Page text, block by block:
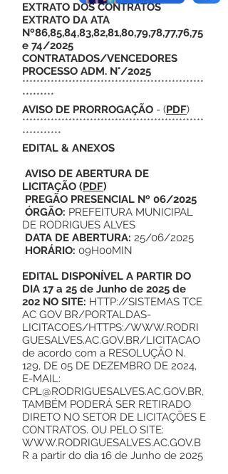
EXTRATO DOS CONTRATOS
EXTRATO DA ATA
Nº86,85,84,83,82,81,80,79,78,77,76,75
e 74/2025
CONTRATADOS/VENCEDORES
PROCESSO ADM. N°/2025
***************************************************
*********
AVISO DE PRORROGAÇÃO - (PDF)
***************************************************
***********
EDITAL & ANEXOS
AVISO DE ABERTURA DE
LICITAÇÃO (PDF)
PREGÃO PRESENCIAL Nº 06/2025
ÓRGÃO: PREFEITURA MUNICIPAL
DE RODRIGUES ALVES
DATA DE ABERTURA: 25/06/2025
HORÁRIO: 09H00MIN
EDITAL DISPONÍVEL A PARTIR DO
DIA 17 a 25 de Junho de 2025 de
202 NO SITE: HTTP://SISTEMAS TCE
AC GOV BR/PORTALDAS-
LICITACOES/HTTPS:/WWW.RODRI
GUESALVES.AC.GOV.BR/LICITACAO
de acordo com a RESOLUÇÃO N.
129, DE 05 DE DEZEMBRO DE 2024,
E-MAIL:
CPL@RODRIGUESALVES.AC.GOV.BR,
TAMBÉM PODERÁ SER RETIRADO
DIRETO NO SETOR DE LICITAÇÕES E
CONTRATOS. OU PELO SITE:
WWW.RODRIGUESALVES.AC.GOV.B
R a partir do dia 16 de Junho de 2025